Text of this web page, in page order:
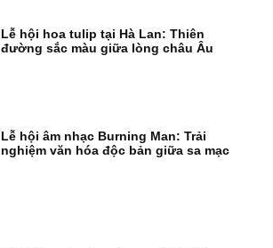
Lễ hội hoa tulip tại Hà Lan: Thiên
đường sắc màu giữa lòng châu Âu
Lễ hội âm nhạc Burning Man: Trải
nghiệm văn hóa độc bản giữa sa mạc